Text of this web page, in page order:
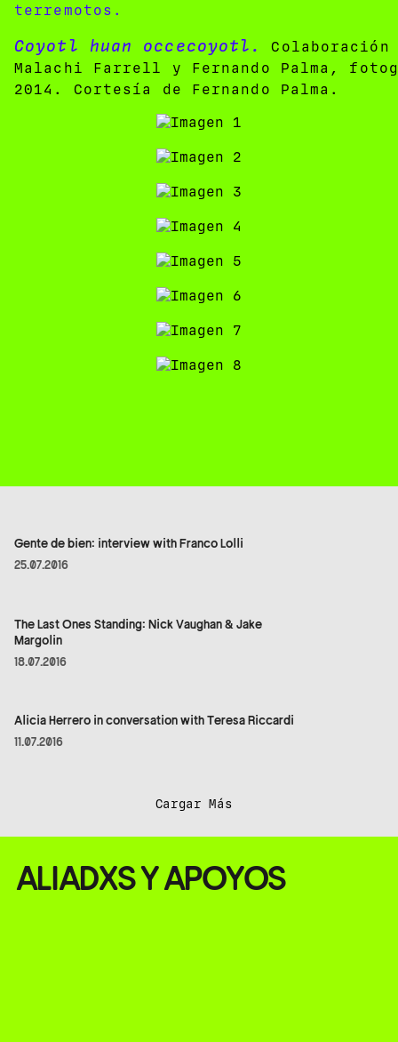
terremotos.
Coyotl huan occecoyotl.
Malachi Farrell y Fernando Palma,
2014. Cortesía de Fernando Palma.
Gente de bien: interview with Franco Lolli
25.07.2016
The Last Ones Standing: Nick Vaughan & Jake
Margolin
18.07.2016
Alicia Herrero in conversation with Teresa Riccardi
11.07.2016
Cargar Más
ALIADXS Y APOYOS